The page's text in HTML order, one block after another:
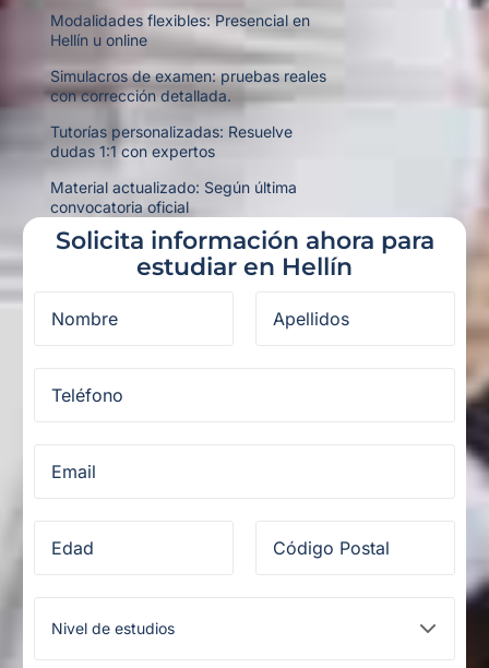
Modalidades flexibles: Presencial en
Hellín u online
Simulacros de examen: pruebas reales
con corrección detallada.
Tutorías personalizadas: Resuelve
dudas 1:1 con expertos
Material actualizado: Según última
convocatoria oficial
Solicita información ahora para
estudiar en Hellín